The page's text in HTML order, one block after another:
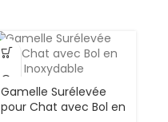
Gamelle Surélevée
pour Chat avec Bol en